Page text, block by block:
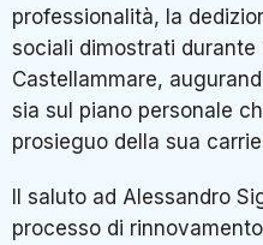
professionalità, la
sociali dimostrati
Castellammare,
sia sul piano personale
prosieguo della sua
Il saluto ad Alessandro
processo di